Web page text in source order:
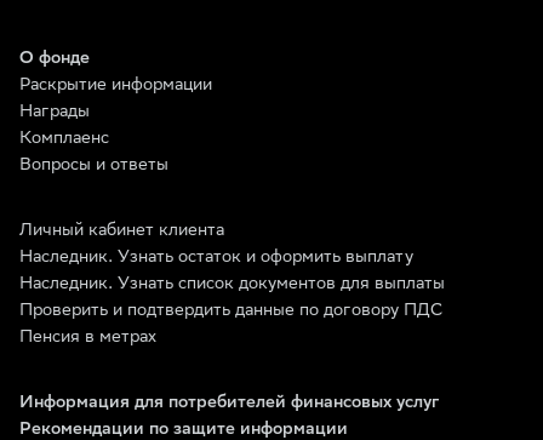
О фонде
Раскрытие информации
Награды
Комплаенс
Вопросы и ответы
Личный кабинет клиента
Наследник. Узнать остаток и оформить выплату
Наследник. Узнать список документов для выплаты
Проверить и подтвердить данные по договору ПДС
Пенсия в метрах
Информация для потребителей финансовых услуг
Рекомендации по защите информации